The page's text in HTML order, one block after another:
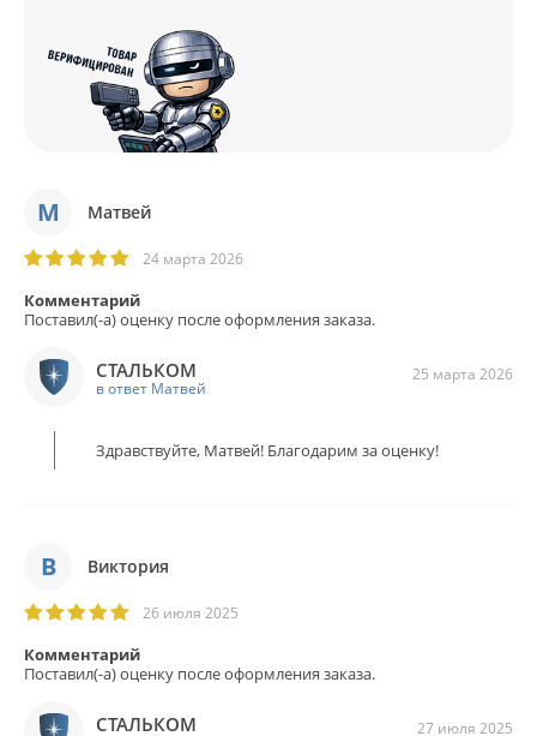
М Матвей
24 марта 2026
Комментарий
Поставил(-а) оценку после оформления заказа.
25 марта 2026
СТАЛЬКОМ
в ответ Матвей
Здравствуйте, Матвей! Благодарим за оценку!
В Виктория
26 июля 2025
Комментарий
Поставил(-а) оценку после оформления заказа.
27 июля 2025
СТАЛЬКОМ